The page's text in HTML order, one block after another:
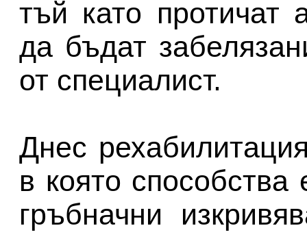
тъй като протичат
да бъдат
от специалист.
Днес
в която
гръбначни